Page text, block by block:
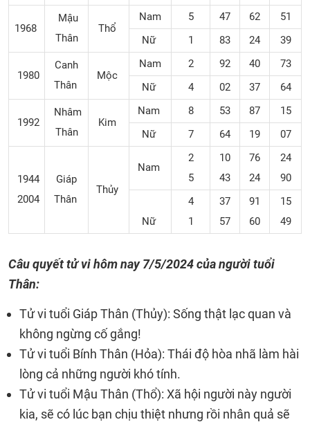
1968
Mậu
Thân
Thổ
Nam 5 47 62
51
Nữ
1 83 24 39
1980
Canh
Thân
Mộc
Nam 2 92 40
73
Nữ
4 02 37 64
1992
Nhâm
Thân
Kim
Nam 8 53 87
15
Nữ
7 64 19 07
1944
2004
Giáp
Thân
Thủy
Nam
2
5
10
43
76
24
24
90
Nữ
4
1
37
57
91
60
15
49
Câu quyết tử vi hôm nay7/5/2024của người tuổi
Thân:
Tử vi tuổi Giáp Thân (Thủy): Sống thật lạc quan và
không ngừng cố gắng!
Tử vi tuổi Bính Thân (Hỏa): Thái độ hòa nhã làm hài
lòng cả những người khó tính.
Tử vi tuổi Mậu Thân (Thổ): Xã hội người này người
kia, sẽ có lúc bạn chịu thiệt nhưng rồi nhân quả sẽ